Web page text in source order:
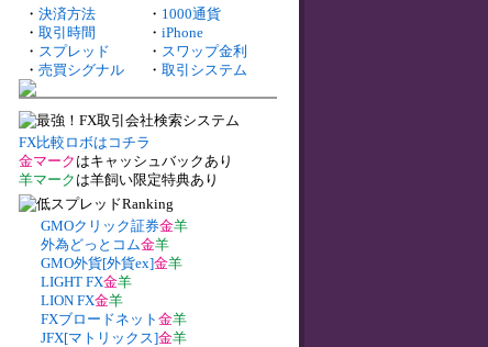
・ 決済方法 ・ 1000通貨
・ 取引時間 ・ iPhone
・ スプレッド ・ スワップ金利
・ 売買シグナル ・ 取引システム
FX比較ロボはコチラ
金マーク はキャッシュバックあり
羊マーク は羊飼い限定特典あり
GMOクリック証券金羊
外為どっとコム金羊
GMO外貨[外貨ex]金羊
LIGHT FX金羊
LION FX金羊
FXブロードネット 金羊
JFX[マトリックス]金羊